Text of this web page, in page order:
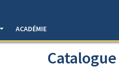
ACADÉMIE
Catalogue